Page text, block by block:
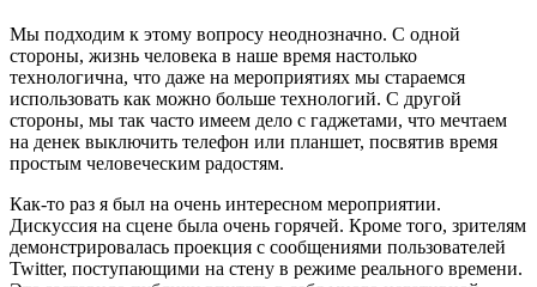
Мы подходим к этому вопросу неоднозначно. С одной
стороны, жизнь человека в наше время настолько
технологична, что даже на мероприятиях мы стараемся
использовать как можно больше технологий. С другой
стороны, мы так часто имеем дело с гаджетами, что мечтаем
на денек выключить телефон или планшет, посвятив время
простым человеческим радостям.
Как-то раз я был на очень интересном мероприятии.
Дискуссия на сцене была очень горячей. Кроме того, зрителям
демонстрировалась проекция с сообщениями пользователей
Twitter, поступающими на стену в режиме реального времени.